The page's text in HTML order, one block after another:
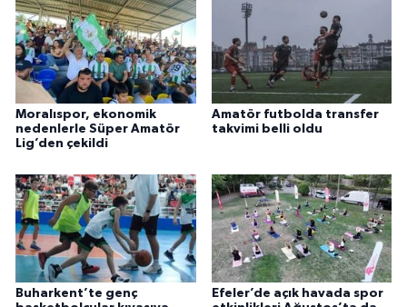
Moralıspor, ekonomik
nedenlerle Süper Amatör
Lig’den çekildi
Amatör futbolda transfer
takvimi belli oldu
Buharkent’te genç
Efeler’de açık havada spor